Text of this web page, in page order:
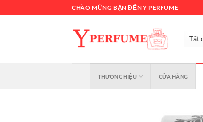
đến
CHÀO MỪNG BẠN ĐẾN Y PERFUME
THƯƠNG HIỆU CỬA HÀNG